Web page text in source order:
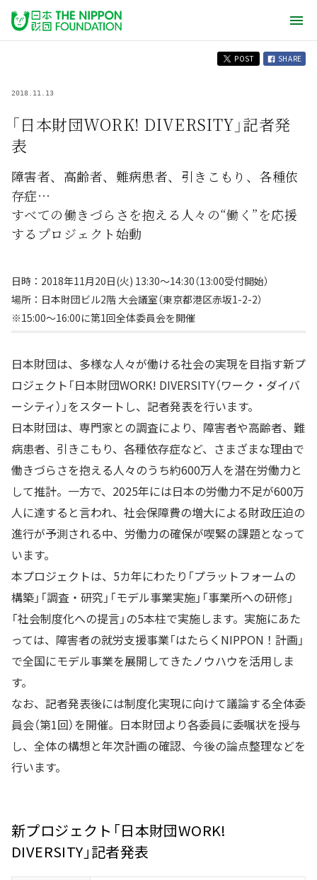
POST SHARE
2018.11.13
「日本財団WORK! DIVERSITY」記者発
表
障害者、高齢者、難病患者、引きこもり、各種依
存症…
すべての働きづらさを抱える人々の“働く”を応援
するプロジェクト始動
日時：2018年11月20日(火) 13:30～14:30（13:00受付開始）
場所：日本財団ビル2階 大会議室（東京都港区赤坂1-2-2）
※15:00～16:00に第1回全体委員会を開催
日本財団は、多様な人々が働ける社会の実現を目指す新プ
ロジェクト「日本財団WORK! DIVERSITY（ワーク・ダイバ
ーシティ）」をスタートし、記者発表を行います。
日本財団は、専門家との調査により、障害者や高齢者、難
病患者、引きこもり、各種依存症など、さまざまな理由で
働きづらさを抱える人々のうち約600万人を潜在労働力と
して推計。一方で、2025年には日本の労働力不足が600万
人に達すると言われ、社会保障費の増大による財政圧迫の
進行が予測される中、労働力の確保が喫緊の課題となって
います。
本プロジェクトは、5カ年にわたり「プラットフォームの
構築」「調査・研究」「モデル事業実施」「事業所への研修」
「社会制度化への提言」の5本柱で実施します。実施にあた
っては、障害者の就労支援事業「はたらくNIPPON！計画」
で全国にモデル事業を展開してきたノウハウを活用しま
す。
なお、記者発表後には制度化実現に向けて議論する全体委
員会（第1回）を開催。日本財団より各委員に委嘱状を授与
し、全体の構想と年次計画の確認、今後の論点整理などを
行います。
新プロジェクト「日本財団WORK!
DIVERSITY」記者発表